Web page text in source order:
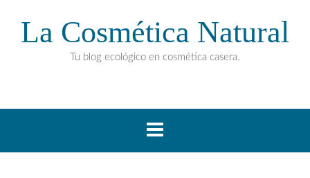
La Cosmética Natural
Tu blog ecológico en cosmética casera.